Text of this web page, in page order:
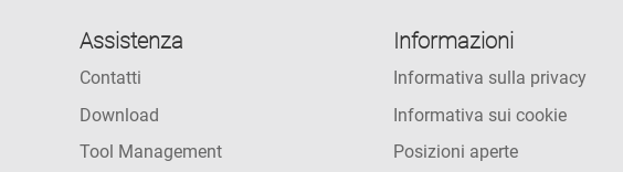
Assistenza
Contatti
Download
Tool Management
Informazioni
Informativa sulla privacy
Informativa sui cookie
Posizioni aperte